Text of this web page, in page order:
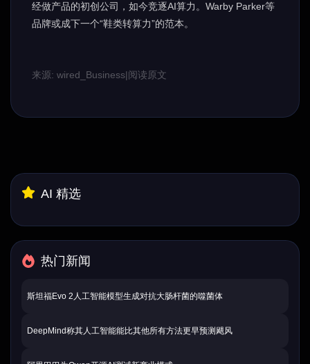
经做产品的初创公司，如今竞逐AI算力。Warby Parker等
品牌或成下一个“鞋类转算力”的范本。
来源: wired_Business|阅读原文
AI 精选
热门新闻
斯坦福Evo 2人工智能模型生成对抗大肠杆菌的噬菌体
DeepMind称其人工智能能比其他所有方法更早预测飓风